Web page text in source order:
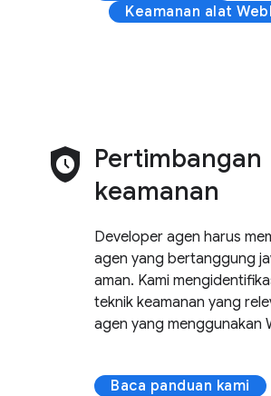
Keamanan alat
safety_check Pertimbangan
keamanan
Developer agen harus
agen yang bertanggung
aman. Kami
teknik keamanan yang
agen yang menggunakan
Baca panduan kami